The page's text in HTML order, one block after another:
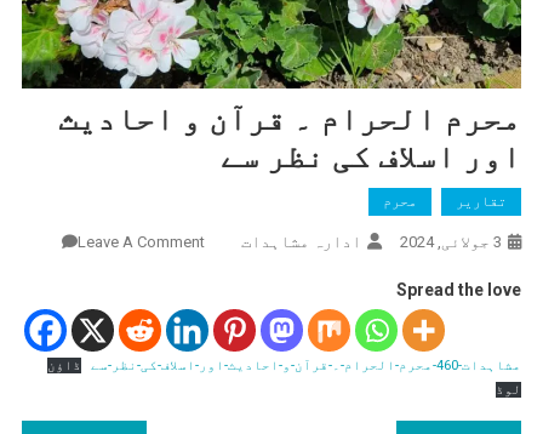
محرم الحرام ۔ قرآن و احادیث
اور اسلاف کی نظر سے
تقاریر محرم
3 جولائی, 2024 ادارہ مشاہدات Leave A Comment
۔
قرآن
و
Spread the love
مشاہدات-460-محرم-الحرام-۔-قرآن-و-احادیث-اور-اسلاف-کی-نظر-سے
ڈاؤن
لوڈ